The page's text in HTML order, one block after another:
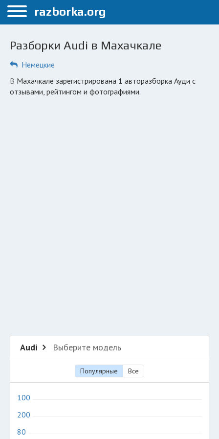
Меню
Махачкала
ПОЛЬЗОВАТЕЛЯМ
Каталог разборок
Разборки Audi в Махачкале
Немецкие
в Махачкале зарегистрирована 1 авторазборка Ауди с
отзывами, рейтингом и фотографиями.
Audi Выберите модель
Популярные Все
100
200
80
razborka.org